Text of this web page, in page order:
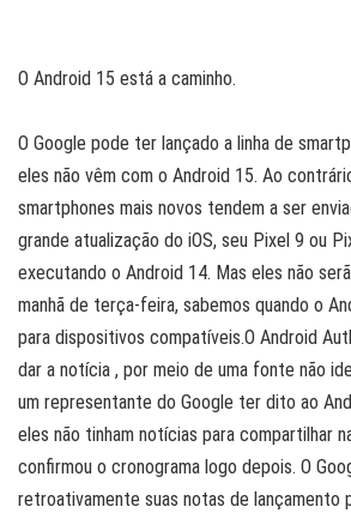
O Android 15 está a caminho.
O Google pode ter lançado a linha de
eles não vêm com o Android 15. Ao
smartphones mais novos tendem a ser
grande atualização do iOS, seu Pixel 9 ou
executando o Android 14. Mas eles não
manhã de terça-feira, sabemos quando o
para dispositivos compatíveis.O Android
dar a notícia , por meio de uma fonte não
um representante do Google ter dito ao
eles não tinham notícias para compartilhar
confirmou o cronograma logo depois. O
retroativamente suas notas de lançamento